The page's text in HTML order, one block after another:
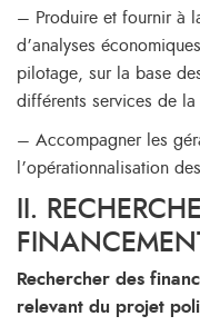
– Produire et fournir à
d’analyses
pilotage, sur la base
différents services de
– Accompagner les
l’opérationnalisation
II.
Rechercher des
relevant du projet